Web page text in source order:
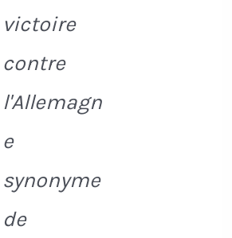
victoire
contre
l'Allemagn
e
synonyme
de